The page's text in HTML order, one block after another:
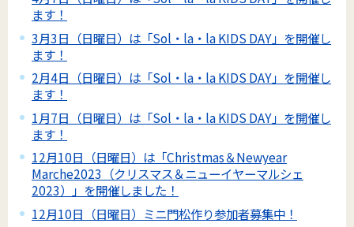
ます！
3月3日（日曜日）は「Sol・la・la KIDS DAY」を開催し
ます！
2月4日（日曜日）は「Sol・la・la KIDS DAY」を開催し
ます！
1月7日（日曜日）は「Sol・la・la KIDS DAY」を開催し
ます！
12月10日（日曜日）は「Christmas＆Newyear
Marche2023（クリスマス＆ニューイヤーマルシェ
2023）」を開催しました！
12月10日（日曜日）ミニ門松作り参加者募集中！